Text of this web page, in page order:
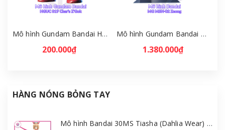
Mô hình Gundam Bandai HGUC 019 Char's Z'Gok 1/144 MS Gundam [GDB] [BHG]
200.000₫
Mô hình Gundam Bandai MG MSN-02 Zeong 1/100 MS Gundam [GDB] [BMG]
1.380.000₫
HÀNG NÓNG BỎNG TAY
Mô hình Bandai 30MS Tiasha (Dahlia Wear) [Color B] [GDB] [30MS]